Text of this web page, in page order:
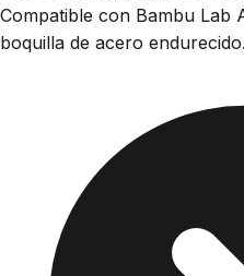
Compatible con Bambu Lab
boquilla de acero endurecido.